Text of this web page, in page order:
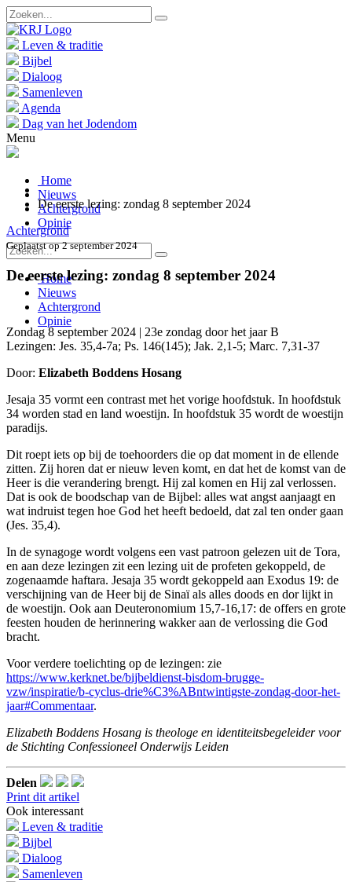
Leven & traditie
Bijbel
Dialoog
Samenleven
Agenda
Dag van het Jodendom
Menu
Home
Nieuws
Achtergrond
Opinie
Home
Nieuws
Achtergrond
Opinie
De eerste lezing: zondag 8 september 2024
Achtergrond
Geplaatst op 2 september 2024
De eerste lezing: zondag 8 september 2024
Zondag 8 september 2024 | 23e zondag door het jaar B
Lezingen: Jes. 35,4-7a; Ps. 146(145); Jak. 2,1-5; Marc. 7,31-37
Door: Elizabeth Boddens Hosang
Jesaja 35 vormt een contrast met het vorige hoofdstuk. In hoofdstuk
34 worden stad en land woestijn. In hoofdstuk 35 wordt de woestijn
paradijs.
Dit roept iets op bij de toehoorders die op dat moment in de ellende
zitten. Zij horen dat er nieuw leven komt, en dat het de komst van de
Heer is die verandering brengt. Hij zal komen en Hij zal verlossen.
Dat is ook de boodschap van de Bijbel: alles wat angst aanjaagt en
wat indruist tegen hoe God het heeft bedoeld, dat zal ten onder gaan
(Jes. 35,4).
In de synagoge wordt volgens een vast patroon gelezen uit de Tora,
en aan deze lezingen zit een lezing uit de profeten gekoppeld, de
zogenaamde haftara. Jesaja 35 wordt gekoppeld aan Exodus 19: de
verschijning van de Heer bij de Sinaï als alles doods en dor lijkt in
de woestijn. Ook aan Deuteronomium 15,7-16,17: de offers en grote
feesten houden de herinnering wakker aan de verlossing die God
bracht.
Voor verdere toelichting op de lezingen: zie
https://www.kerknet.be/bijbeldienst-bisdom-brugge-
vzw/inspiratie/b-cyclus-drie%C3%ABntwintigste-zondag-door-het-
jaar#Commentaar.
Elizabeth Boddens Hosang is theologe en identiteitsbegeleider voor
de Stichting Confessioneel Onderwijs Leiden
Delen
Print dit artikel
Ook interessant
Leven & traditie
Bijbel
Dialoog
Samenleven